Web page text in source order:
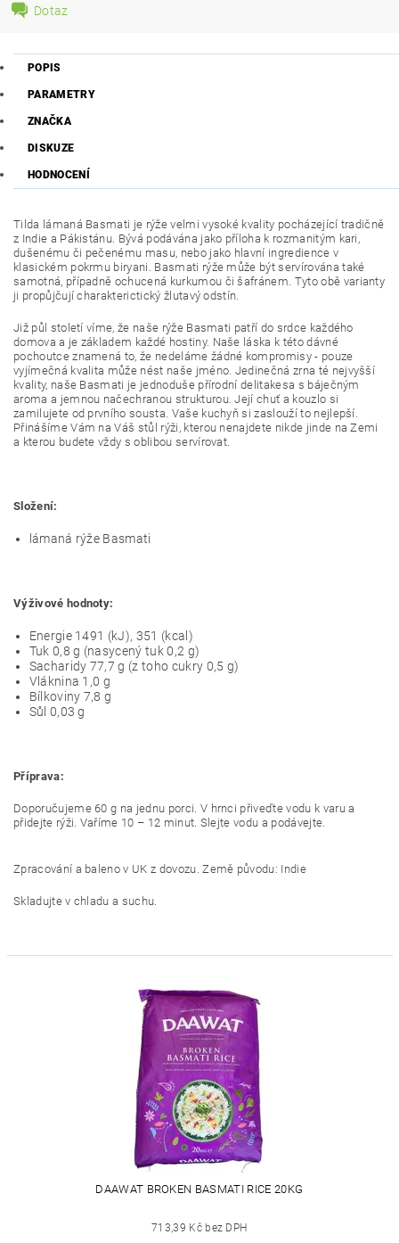
Dotaz
POPIS
PARAMETRY
ZNAČKA
DISKUZE
HODNOCENÍ
Tilda lámaná Basmati je rýže velmi vysoké kvality pocházející tradičně
z Indie a Pákistánu. Bývá podávána jako příloha k rozmanitým kari,
dušenému či pečenému masu, nebo jako hlavní ingredience v
klasickém pokrmu biryani. Basmati rýže může být servírována také
samotná, případně ochucená kurkumou či šafránem. Tyto obě varianty
ji propůjčují charakterictický žlutavý odstín.
Již půl století víme, že naše rýže Basmati patří do srdce každého
domova a je základem každé hostiny. Naše láska k této dávné
pochoutce znamená to, že nedeláme žádné kompromisy - pouze
vyjímečná kvalita může nést naše jméno. Jedinečná zrna té nejvyšší
kvality, naše Basmati je jednoduše přírodní delitakesa s báječným
aroma a jemnou načechranou strukturou. Její chuť a kouzlo si
zamilujete od prvního sousta. Vaše kuchyň si zaslouží to nejlepší.
Přinášíme Vám na Váš stůl rýži, kterou nenajdete nikde jinde na Zemi
a kterou budete vždy s oblibou servírovat.
Složení:
lámaná rýže Basmati
Výživové hodnoty:
Energie 1491 (kJ), 351 (kcal)
Tuk 0,8 g (nasycený tuk 0,2 g)
Sacharidy 77,7 g (z toho cukry 0,5 g)
Vláknina 1,0 g
Bílkoviny 7,8 g
Sůl 0,03 g
Příprava:
Doporučujeme 60 g na jednu porci. V hrnci přiveďte vodu k varu a
přidejte rýži. Vaříme 10 – 12 minut. Slejte vodu a podávejte.
Zpracování a baleno v UK z dovozu. Země původu: Indie
Skladujte v chladu a suchu.
DAAWAT BROKEN BASMATI RICE 20KG
713,39 Kč bez DPH